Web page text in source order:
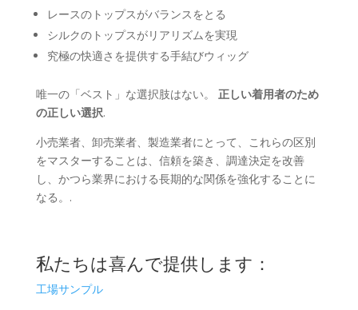
レースのトップスがバランスをとる
シルクのトップスがリアリズムを実現
究極の快適さを提供する手結びウィッグ
唯一の「ベスト」な選択肢はない。 正しい着用者のため
の正しい選択.
小売業者、卸売業者、製造業者にとって、これらの区別
をマスターすることは、信頼を築き、調達決定を改善
し、かつら業界における長期的な関係を強化することに
なる。.
私たちは喜んで提供します：
工場サンプル